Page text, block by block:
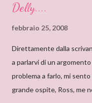
Delly....
febbraio 25, 2008
Direttamente dalla
a parlarvi di un
problema a farlo, mi
grande ospite, Ross, me